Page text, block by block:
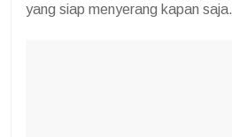
yang siap menyerang kapan saja.